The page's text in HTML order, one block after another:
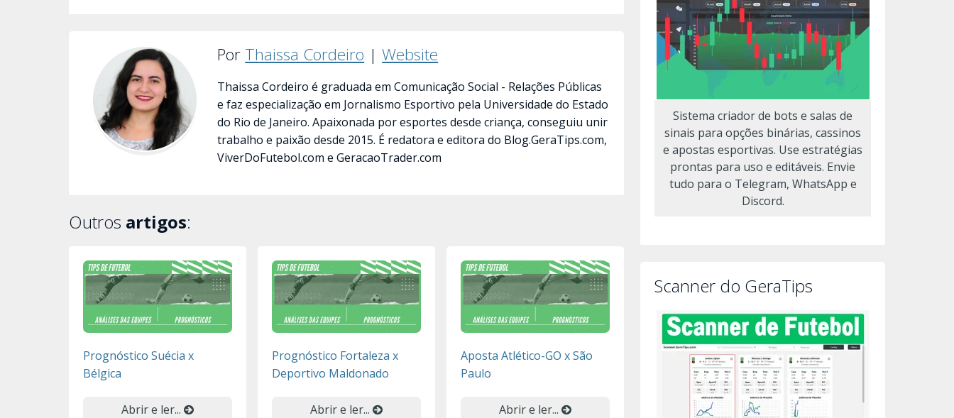
Por Thaissa Cordeiro |Website
Thaissa Cordeiro é graduada em Comunicação Social - Relações Públicas
e faz especialização em Jornalismo Esportivo pela Universidade do Estado
do Rio de Janeiro. Apaixonada por esportes desde criança, conseguiu unir
trabalho e paixão desde 2015. É redatora e editora do Blog.GeraTips.com,
ViverDoFutebol.com e GeracaoTrader.com
Outros artigos:
Prognóstico Suécia x
Bélgica
Abrir e ler...
Prognóstico Fortaleza x
Deportivo Maldonado
Abrir e ler...
Aposta Atlético-GO x São
Paulo
Abrir e ler...
Sistema criador de bots e salas de
sinais para opções binárias, cassinos
e apostas esportivas. Use estratégias
prontas para uso e editáveis. Envie
tudo para o Telegram, WhatsApp e
Discord.
Scanner do GeraTips